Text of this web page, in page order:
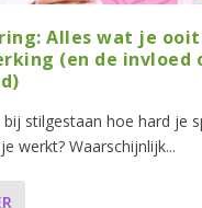
Alles wat je
(en de invloed
stilgestaan hoe hard je
werkt? Waarschijnlijk...